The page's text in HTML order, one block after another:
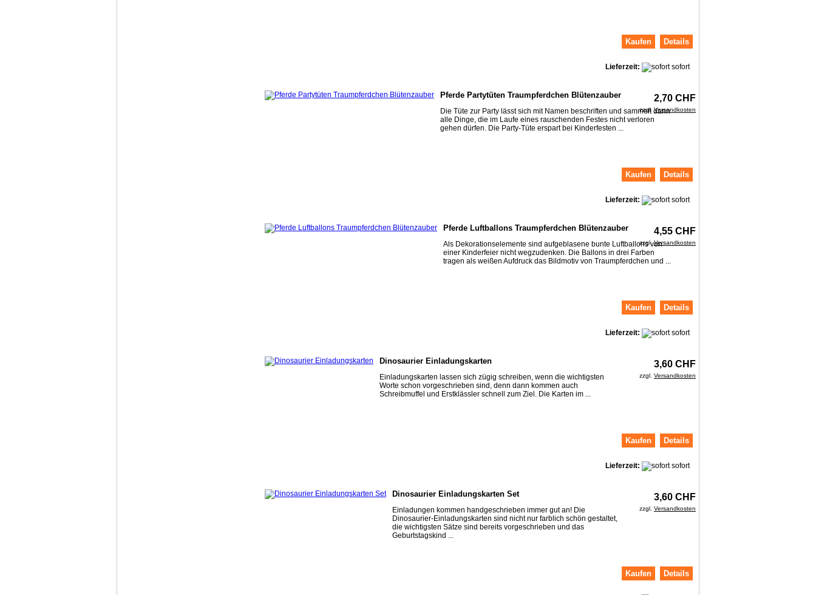
Kaufen Details
Lieferzeit: sofort
Pferde Partytüten Traumpferdchen Blütenzauber
Die Tüte zur Party lässt sich mit Namen beschriften und sammelt dann
alle Dinge, die im Laufe eines rauschenden Festes nicht verloren
gehen dürfen. Die Party-Tüte erspart bei Kinderfesten ...
2,70 CHF
zzgl.Versandkosten
Kaufen Details
Lieferzeit: sofort
Pferde Luftballons Traumpferdchen Blütenzauber
Als Dekorationselemente sind aufgeblasene bunte Luftballons von
einer Kinderfeier nicht wegzudenken. Die Ballons in drei Farben
tragen als weißen Aufdruck das Bildmotiv von Traumpferdchen und ...
4,55 CHF
zzgl.Versandkosten
Kaufen Details
Lieferzeit: sofort
Dinosaurier Einladungskarten
Einladungskarten lassen sich zügig schreiben, wenn die wichtigsten
Worte schon vorgeschrieben sind, denn dann kommen auch
Schreibmuffel und Erstklässler schnell zum Ziel. Die Karten im ...
3,60 CHF
zzgl. Versandkosten
Kaufen Details
Lieferzeit: sofort
Dinosaurier Einladungskarten Set
Einladungen kommen handgeschrieben immer gut an! Die
Dinosaurier-Einladungskarten sind nicht nur farblich schön gestaltet,
die wichtigsten Sätze sind bereits vorgeschrieben und das
Geburtstagskind ...
3,60 CHF
zzgl. Versandkosten
Kaufen Details